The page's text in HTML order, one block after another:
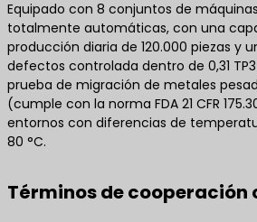
Equipado con 8 conjuntos de
totalmente automáticas, con una
producción diaria de 120.000 piezas y
defectos controlada dentro de 0,31
prueba de migración de metales
(cumple con la norma FDA 21 CFR
entornos con diferencias de
80 °C.
Términos de cooperación